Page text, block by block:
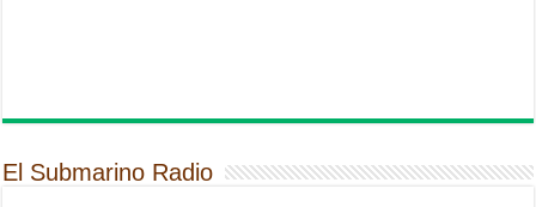
El Submarino Radio